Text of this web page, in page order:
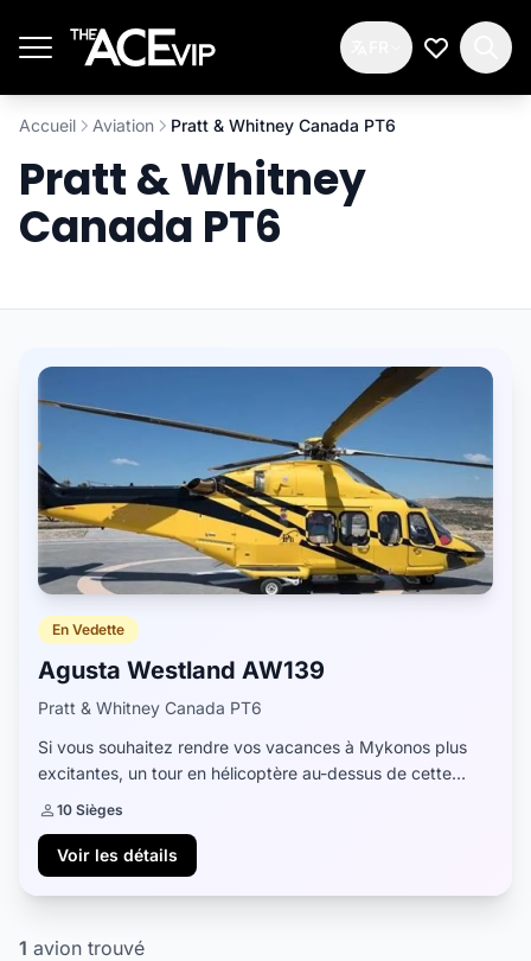
Ma Liste
Accueil Aviation Pratt & Whitney Canada PT6
Pratt & Whitney
Canada PT6
En Vedette
Agusta Westland AW139
Pratt & Whitney Canada PT6
Si vous souhaitez rendre vos vacances à Mykonos plus
excitantes, un tour en hélicoptère au-dessus de cette
incroyable île pourrait être l'activité parfaite pour vous. En
choisissant le meilleur hélico...
10 Sièges
Voir les détails
1 avion trouvé